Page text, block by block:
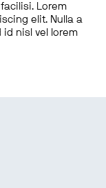
Lorem
elit. Nulla a
nisl vel lorem